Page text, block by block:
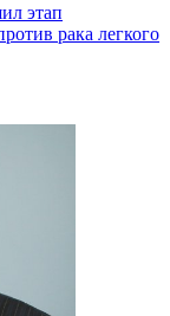
этап
рака легкого